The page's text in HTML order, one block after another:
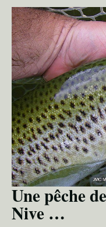
Une pêche
Nive …